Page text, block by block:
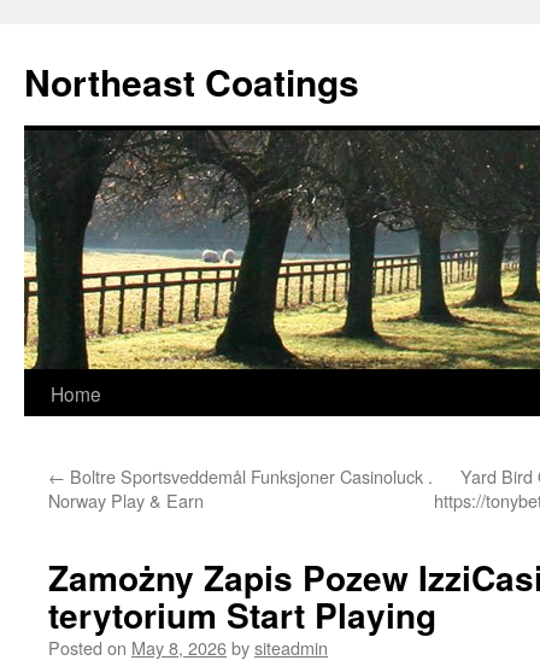
content
Northeast Coatings
Home
← Boltre Sportsveddemål Funksjoner Casinoluck .
Norway Play & Earn
Yard Bird
https://
Zamożny Zapis Pozew
terytorium Start Playing
Posted on May 8, 2026bysiteadmin